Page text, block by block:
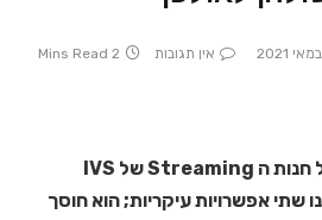
אין תגובות 2 Mins Read
שמוליק רכטשפר, מנהל חנות ה Streaming של IVS
שתי אפשרויות עיקריות; הוא חוסך